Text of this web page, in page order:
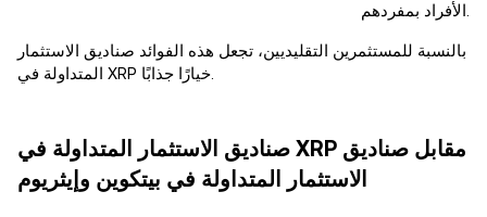
بالنسبة للمستثمرين التقليديين، تجعل هذه الفوائد صناديق الاستثمار
صناديق الاستثمار المتداولة في XRP مقابل صناديق
الاستثمار المتداولة في بيتكوين وإيثريوم